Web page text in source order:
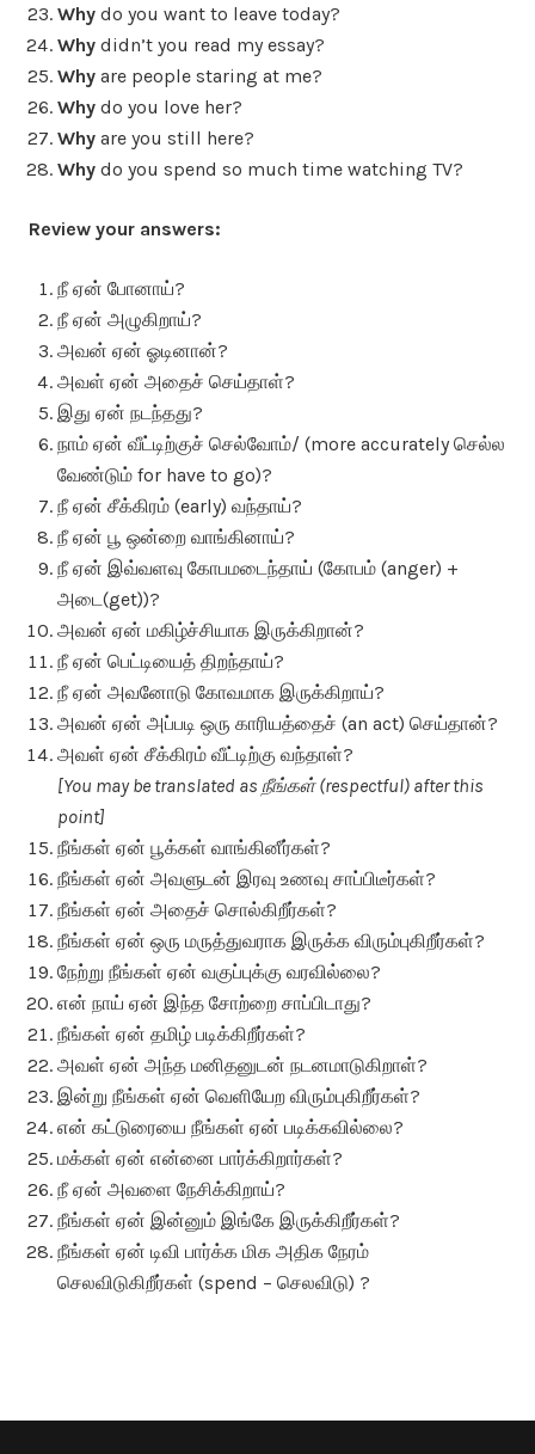
Why do you want to leave today?
Why didn’t you read my essay?
Why are people staring at me?
Why do you love her?
Why are you still here?
Why do you spend so much time watching TV?
Review your answers:
நீ ஏன் போனாய்?
நீ ஏன் அழுகிறாய்?
அவன் ஏன் ஓடினான்?
அவள் ஏன் அதைச் செய்தாள்?
இது ஏன் நடந்தது?
நாம் ஏன் வீட்டிற்குச் செல்வோம்/ (more accurately செல்ல
வேண்டும் for have to go)?
நீ ஏன் சீக்கிரம் (early) வந்தாய்?
நீ ஏன் பூ ஒன்றை வாங்கினாய்?
நீ ஏன் இவ்வளவு கோபமடைந்தாய் (கோபம் (anger) +
அடை(get))?
அவன் ஏன் மகிழ்ச்சியாக இருக்கிறான்?
நீ ஏன் பெட்டியைத் திறந்தாய்?
நீ ஏன் அவனோடு கோவமாக இருக்கிறாய்?
அவன் ஏன் அப்படி ஒரு காரியத்தைச் (an act) செய்தான்?
அவள் ஏன் சீக்கிரம் வீட்டிற்கு வந்தாள்?
[You may be translated as நீங்கள் (respectful) after this
point]
நீங்கள் ஏன் பூக்கள் வாங்கினீர்கள்?
நீங்கள் ஏன் அவளுடன் இரவு உணவு சாப்பிடீர்கள்?
நீங்கள் ஏன் அதைச் சொல்கிறீர்கள்?
நீங்கள் ஏன் ஒரு மருத்துவராக இருக்க விரும்புகிறீர்கள்?
நேற்று நீங்கள் ஏன் வகுப்புக்கு வரவில்லை?
என் நாய் ஏன் இந்த சோற்றை சாப்பிடாது?
நீங்கள் ஏன் தமிழ் படிக்கிறீர்கள்?
அவள் ஏன் அந்த மனிதனுடன் நடனமாடுகிறாள்?
இன்று நீங்கள் ஏன் வெளியேற விரும்புகிறீர்கள்?
என் கட்டுரையை நீங்கள் ஏன் படிக்கவில்லை?
மக்கள் ஏன் என்னை பார்க்கிறார்கள்?
நீ ஏன் அவளை நேசிக்கிறாய்?
நீங்கள் ஏன் இன்னும் இங்கே இருக்கிறீர்கள்?
நீங்கள் ஏன் டிவி பார்க்க மிக அதிக நேரம்
செலவிடுகிறீர்கள் (spend – செலவிடு) ?